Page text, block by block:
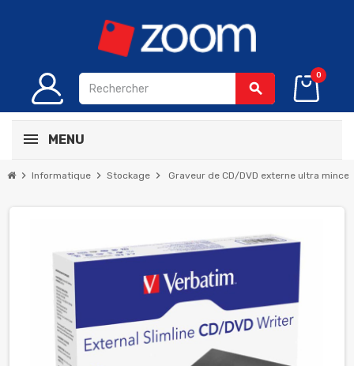
search
0
MENU
chevron_right Informatique chevron_right Stockage chevron_right Graveur de CD/DVD externe ultra